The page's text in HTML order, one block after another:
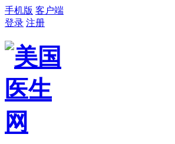
手机版 客户端
登录 注册